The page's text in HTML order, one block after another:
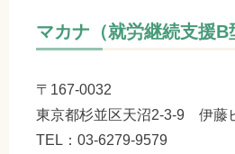
マカナ（就労継続支援B
〒167-0032
東京都杉並区天沼2-3-9 伊藤
TEL：03-6279-9579